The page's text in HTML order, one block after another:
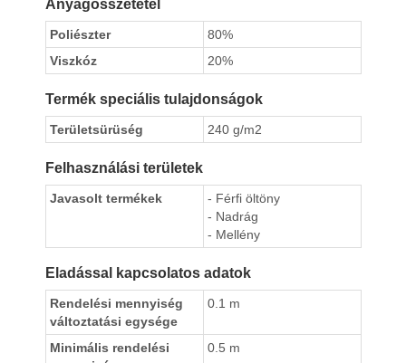
Anyagösszetétel
Poliészter
80%
Viszkóz
20%
Termék speciális tulajdonságok
Területsürüség 240 g/m2
Felhasználási területek
Javasolt termékek
- Férfi öltöny
- Nadrág
- Mellény
Eladással kapcsolatos adatok
Rendelési mennyiség
változtatási egysége
0.1 m
Minimális rendelési
0.5 m